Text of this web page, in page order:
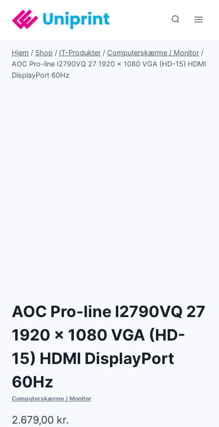
indhold
Hjem / Shop / IT-Produkter / Computerskærme / Monitor /
AOC Pro-line I2790VQ 27 1920 x 1080 VGA (HD-15) HDMI
DisplayPort 60Hz
AOC Pro-line I2790VQ 27
1920 x 1080 VGA (HD-
15) HDMI DisplayPort
60Hz
Computerskærme / Monitor
2.679,00 kr.